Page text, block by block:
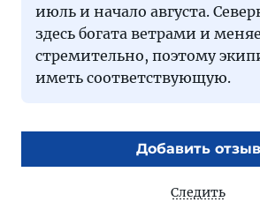
июль и начало августа.
здесь богата ветрами и
стремительно, поэтому
иметь соответствующую.
Добавить отзыв
Следить